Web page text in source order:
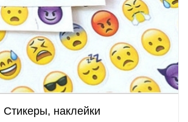
Стикеры, наклейки